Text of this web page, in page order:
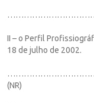
II – o Perfil
18 de julho de 2002.
(NR)